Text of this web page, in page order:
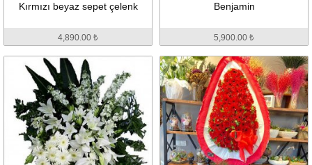
Kırmızı beyaz sepet çelenk
4,890.00 ₺
Benjamin
5,900.00 ₺